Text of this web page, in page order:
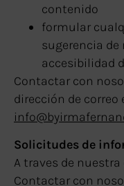
contenido
formular
sugerencia
accesibilidad
Contactar con
dirección de correo
Solicitudes de
A traves de
Contactar con